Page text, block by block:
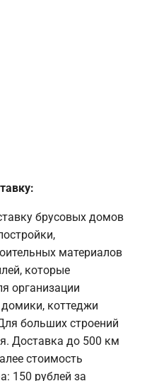
брусовых домов
материалов
которые
организации
коттеджи
больших строений
Доставка до 500 км
стоимость
150 рублей за